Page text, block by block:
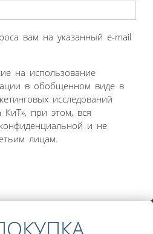
вам на указанный e-mail
на использование
в обобщенном виде в
исследований
при этом, вся
и не
лицам.